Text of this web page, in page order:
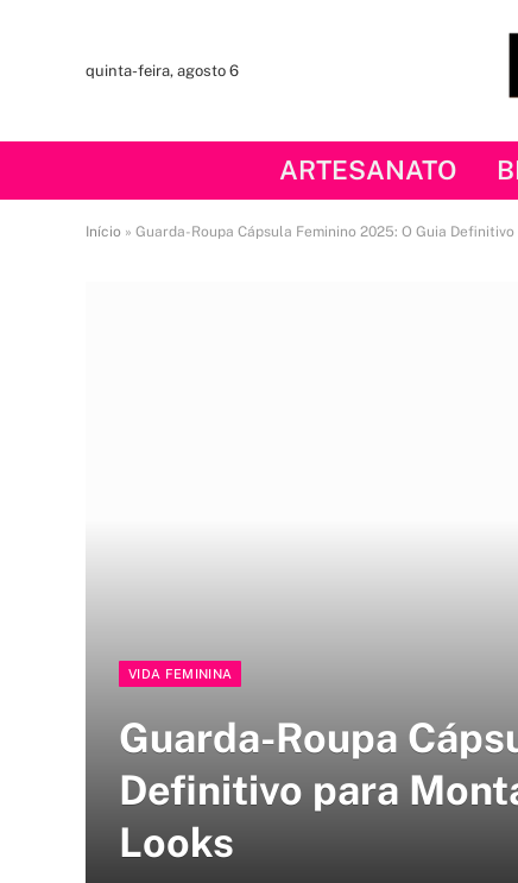
quinta-feira, agosto 6
ARTESANATO
Início » Guarda-Roupa Cápsula Feminino 2025: O Guia
VIDA FEMININA
Guarda-Roupa
Definitivo para
Looks